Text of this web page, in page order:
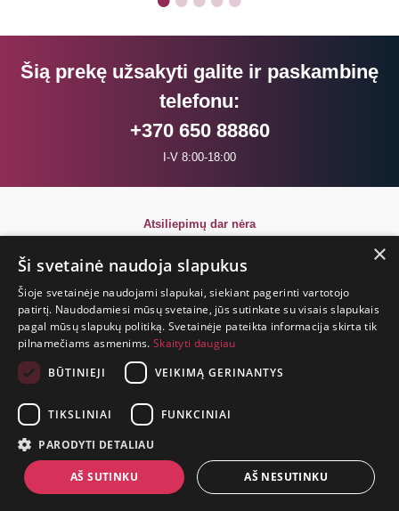
Šią prekę užsakyti galite ir paskambinę
telefonu:
+370 650 88860
I-V 8:00-18:00
Atsiliepimų dar nėra
GYVENIMAS
TRUMPAS.
PATIRK
NUOTYKĮ.
+370 650 88860
P. Lukšio g. 2, Vilnius ("Sigma" teritorija)
×
Ši svetainė naudoja slapukus
Šioje svetainėje naudojami slapukai, siekiant pagerinti vartotojo
patirtį. Naudodamiesi mūsų svetaine, jūs sutinkate su visais slapukais
pagal mūsų slapukų politiką. Svetainėje pateikta informacija skirta tik
pilnamečiams asmenims. Skaityti daugiau
BŪTINIEJI
VEIKIMĄ GERINANTYS
TIKSLINIAI FUNKCINIAI
PARODYTI DETALIAU
AŠ SUTINKU AŠ NESUTINKU